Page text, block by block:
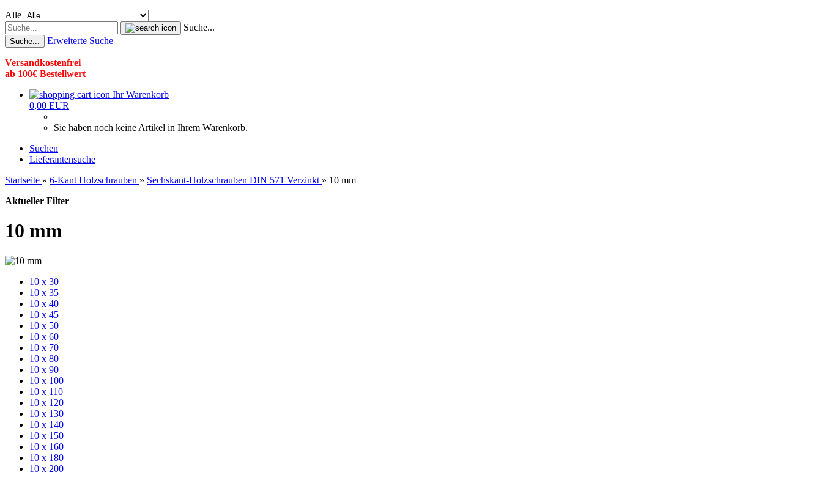
Alle
Suche...
Suche... Erweiterte Suche
Versandkostenfrei
ab 100€ Bestellwert
Ihr Warenkorb
0,00 EUR
Sie haben noch keine Artikel in Ihrem Warenkorb.
Suchen
Lieferantensuche
Startseite » 6-Kant Holzschrauben » Sechskant-Holzschrauben DIN 571 Verzinkt » 10 mm
Aktueller Filter
10 mm
10 x 30
10 x 35
10 x 40
10 x 45
10 x 50
10 x 60
10 x 70
10 x 80
10 x 90
10 x 100
10 x 110
10 x 120
10 x 130
10 x 140
10 x 150
10 x 160
10 x 180
10 x 200